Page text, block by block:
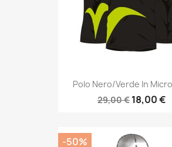
Polo Nero/verde In
29,00 € 18,00 €
-50%